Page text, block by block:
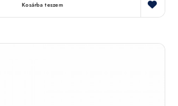
Kosárba teszem